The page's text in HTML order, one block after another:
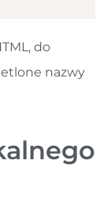
do
nazwy